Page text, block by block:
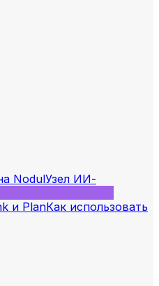
NodulУзел ИИ-
и PlanКак использовать